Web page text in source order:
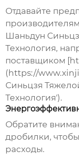
Отдавайте
Шаньдун
Технология,
поставщиком
(https://
Синьцзя
Технология').
Обратите
дробилки,
расходы.